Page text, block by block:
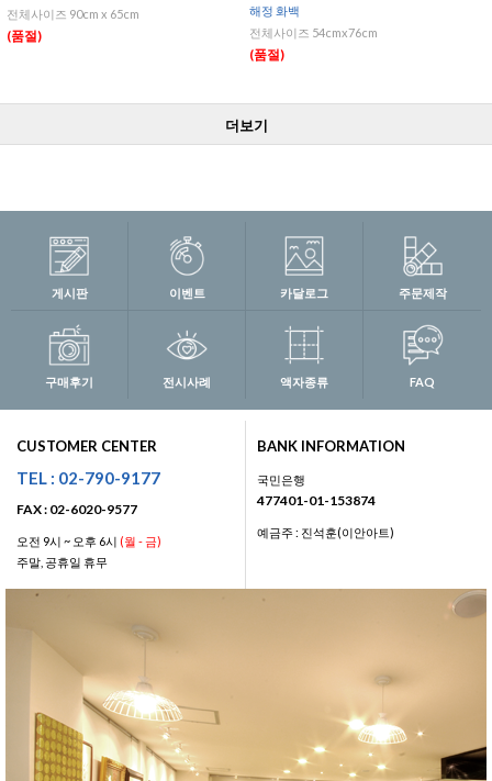
전체사이즈 90cm x 65cm
(품절)
해정 화백
전체사이즈 54cmx76cm
(품절)
더보기
게시판 이벤트 카달로그 주문제작
구매후기 전시사례 액자종류 FAQ
CUSTOMER CENTER
TEL : 02-790-9177
FAX : 02-6020-9577
오전 9시 ~ 오후 6시 (월 - 금)
주말, 공휴일 휴무
BANK INFORMATION
국민은행
477401-01-153874
예금주 : 진석훈(이안아트)